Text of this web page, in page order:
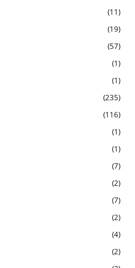
11
19
57
1
1
235
116
1
1
7
2
7
2
4
2